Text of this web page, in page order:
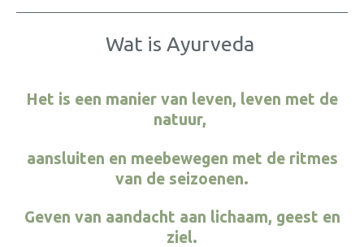
Wat is Ayurveda
Het is een manier van leven, leven met de
natuur,
aansluiten en meebewegen met de ritmes
van de seizoenen.
Geven van aandacht aan lichaam, geest en
ziel.